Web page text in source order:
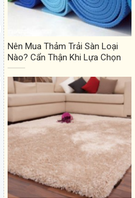
Nên Mua Thảm Trải Sàn Loại
Nào? Cẩn Thận Khi Lựa Chọn